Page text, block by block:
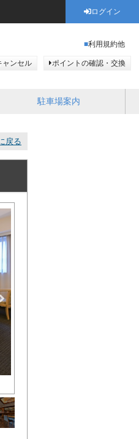
ログイン
利用規約他
ャンセル ポイントの確認・交換
駐車場案内
戻る